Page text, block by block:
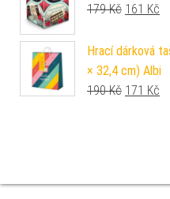
179Kč Původní
161 Kč
Hrací dárková
× 32,4 cm) Albi
190Kč Původní
171 Kč